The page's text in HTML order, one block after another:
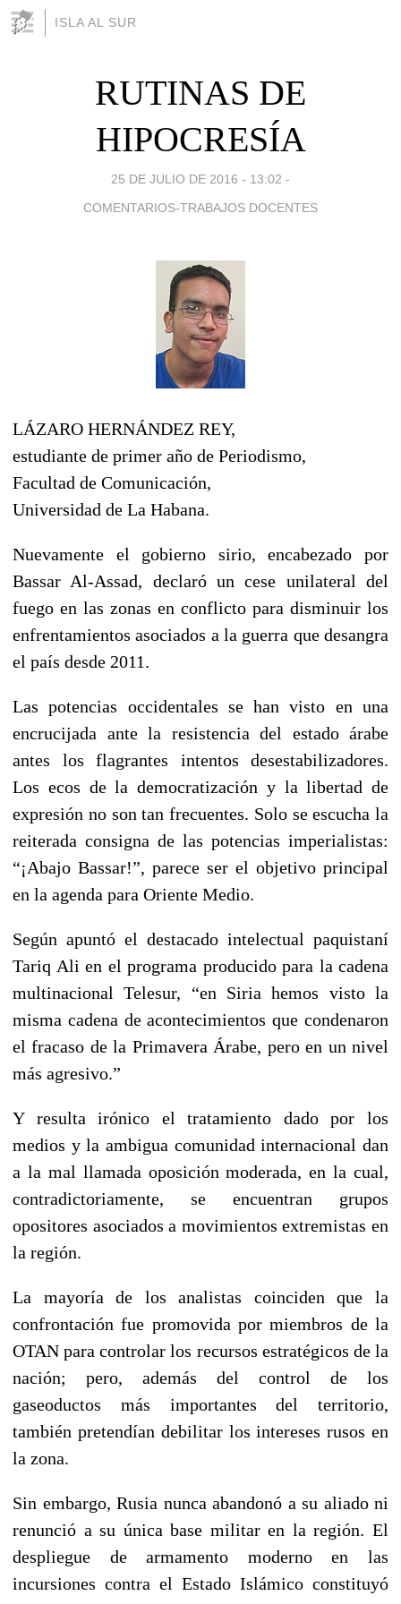
ISLA AL SUR
RUTINAS DE
HIPOCRESÍA
25 DE JULIO DE 2016 - 13:02 -
COMENTARIOS-TRABAJOS DOCENTES
LÁZARO HERNÁNDEZ REY,
estudiante de primer año de Periodismo,
Facultad de Comunicación,
Universidad de La Habana.
Nuevamente el gobierno sirio, encabezado por
Bassar Al-Assad, declaró un cese unilateral del
fuego en las zonas en conflicto para disminuir los
enfrentamientos asociados a la guerra que desangra
el país desde 2011.
Las potencias occidentales se han visto en una
encrucijada ante la resistencia del estado árabe
antes los flagrantes intentos desestabilizadores.
Los ecos de la democratización y la libertad de
expresión no son tan frecuentes. Solo se escucha la
reiterada consigna de las potencias imperialistas:
“¡Abajo Bassar!”, parece ser el objetivo principal
en la agenda para Oriente Medio.
Según apuntó el destacado intelectual paquistaní
Tariq Ali en el programa producido para la cadena
multinacional Telesur, “en Siria hemos visto la
misma cadena de acontecimientos que condenaron
el fracaso de la Primavera Árabe, pero en un nivel
más agresivo.”
Y resulta irónico el tratamiento dado por los
medios y la ambigua comunidad internacional dan
a la mal llamada oposición moderada, en la cual,
contradictoriamente, se encuentran grupos
opositores asociados a movimientos extremistas en
la región.
La mayoría de los analistas coinciden que la
confrontación fue promovida por miembros de la
OTAN para controlar los recursos estratégicos de la
nación; pero, además del control de los
gaseoductos más importantes del territorio,
también pretendían debilitar los intereses rusos en
la zona.
Sin embargo, Rusia nunca abandonó a su aliado ni
renunció a su única base militar en la región. El
despliegue de armamento moderno en las
incursiones contra el Estado Islámico constituyó